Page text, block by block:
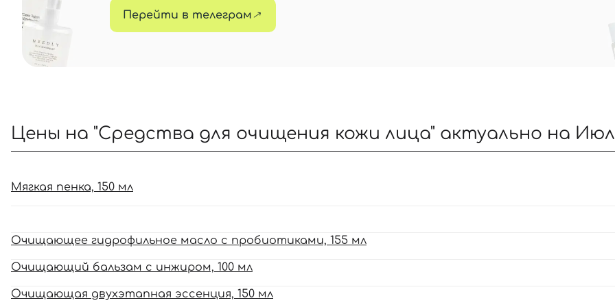
Перейти в телеграм
Цены на "Средства для очищения кожи лица" актуально на
Мягкая пенка, 150 мл
Очищающее гидрофильное масло с пробиотиками, 155 мл
Очищающий бальзам с инжиром, 100 мл
Очищающая двухэтапная эссенция, 150 мл